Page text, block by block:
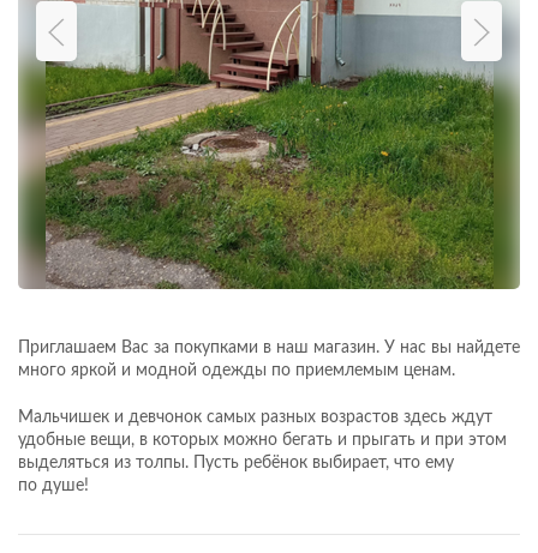
Приглашаем Вас за покупками в наш магазин. У нас вы найдете
много яркой и модной одежды по приемлемым ценам.
Мальчишек и девчонок самых разных возрастов здесь ждут
удобные вещи, в которых можно бегать и прыгать и при этом
выделяться из толпы. Пусть ребёнок выбирает, что ему
по душе!